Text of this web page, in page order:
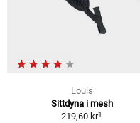
Louis
Sittdyna i mesh
219,60 kr1